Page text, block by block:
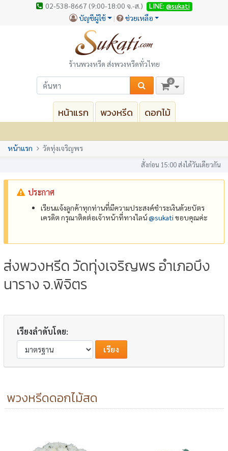
02-538-8667 (9:00-18:00 จ.-ส.) LINE: @sukati
บัญชีผู้ใช้ ช่วยเหลือ
ร้านพวงหรีด ส่งพวงหรีดทั่วไทย
0
หน้าแรก พวงหรีด ดอกไม้
หน้าแรก วัดทุ่งเจริญพร
สั่งก่อน 15:00 ส่งได้วันเดียวกัน
ประกาศ
เรียนแจ้งลูกค้าทุกท่านที่มีความประสงค์ชำระเงินด้วยบัตร
เครดิต กรุณาติดต่อเจ้าหน้าที่ทางไลน์@‌sukati ขอบคุณค่ะ
ส่งพวงหรีด วัดทุ่งเจริญพร อำเภอบึง
นาราง จ.พิจิตร
เรียงลำดับโดย:
พวงหรีดดอกไม้สด